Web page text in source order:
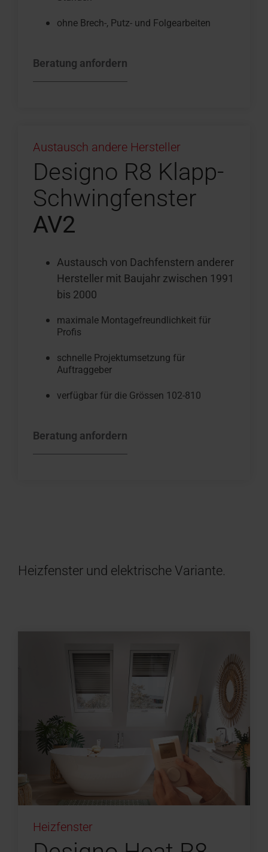
ohne Brech-, Putz- und Folgearbeiten
Beratung anfordern
Austausch andere Hersteller
Designo R8 Klapp-
Schwingfenster
AV2
Austausch von Dachfenstern anderer
Hersteller mit Baujahr zwischen 1991
bis 2000
maximale Montagefreundlichkeit für
Profis
schnelle Projektumsetzung für
Auftraggeber
verfügbar für die Grössen 102-810
Beratung anfordern
Heizfenster und elektrische Variante.
Heizfenster